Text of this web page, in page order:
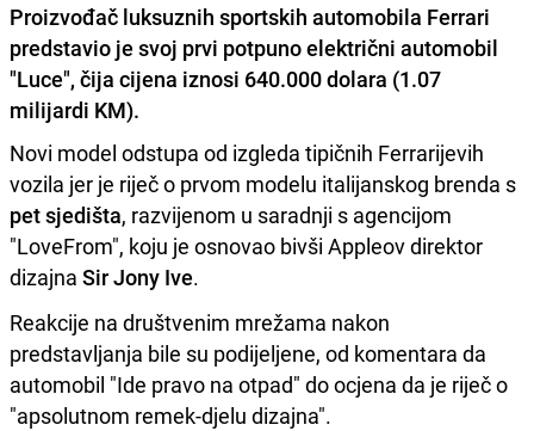
Proizvođač luksuznih sportskih automobila Ferrari
predstavio je svoj prvi potpuno električni automobil
"Luce", čija cijena iznosi 640.000 dolara (1.07
milijardi KM).
Novi model odstupa od izgleda tipičnih Ferrarijevih
vozila jer je riječ o prvom modelu italijanskog brenda s
pet sjedišta, razvijenom u saradnji s agencijom
"LoveFrom", koju je osnovao bivši Appleov direktor
dizajna Sir Jony Ive.
Reakcije na društvenim mrežama nakon
predstavljanja bile su podijeljene, od komentara da
automobil "Ide pravo na otpad" do ocjena da je riječ o
"apsolutnom remek-djelu dizajna".